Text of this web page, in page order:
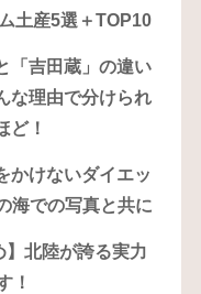
土産5選＋TOP10
「吉田蔵」の違い
な理由で分けられ
ど！
かけないダイエッ
海での写真と共に
】北陸が誇る実力
！